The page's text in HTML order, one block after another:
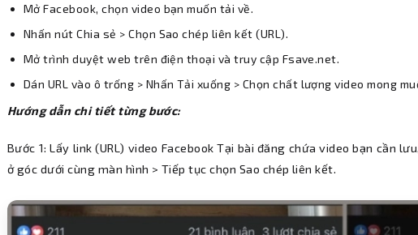
Mở Facebook, chọn video bạn muốn tải về.
Nhấn nút Chia sẻ > Chọn Sao chép liên kết (URL).
Mở trình duyệt web trên điện thoại và truy cập Fsave.net.
Dán URL vào ô trống > Nhấn Tải xuống > Chọn chất lượng video mong
Hướng dẫn chi tiết từng bước:
Bước 1: Lấy link (URL) video Facebook Tại bài đăng chứa video bạn cần
ở góc dưới cùng màn hình > Tiếp tục chọn Sao chép liên kết.